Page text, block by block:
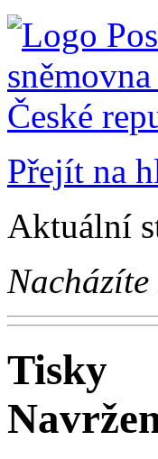
Přejít na
Aktuální
Nacházíte
Tisky